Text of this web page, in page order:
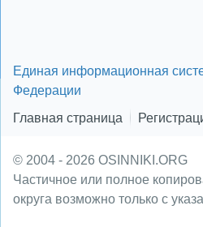
Единая информационная
Федерации
Главная страница
© 2004 - 2026 OSINNIKI.ORG
Частичное или полное
округа возможно только с